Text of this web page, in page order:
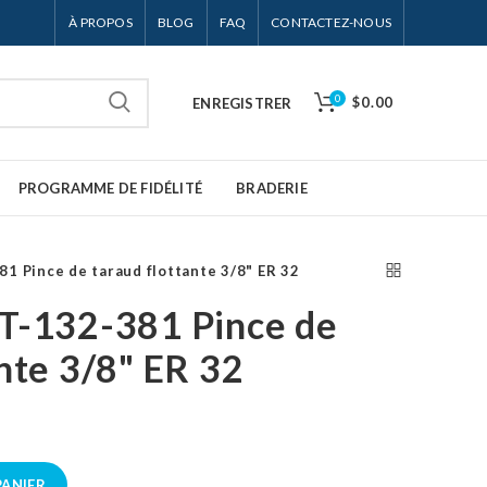
À PROPOS BLOG FAQ CONTACTEZ-NOUS
ENREGISTRER 0 $0.00
PROGRAMME DE FIDÉLITÉ BRADERIE
Pince de taraud flottante 3/8" ER 32
132-381 Pince de
3/8" ER 32